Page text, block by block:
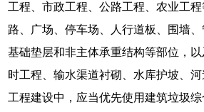
工程、市政工程、公路工程、农业工
路、广场、停车场、人行道板、围墙、
基础垫层和非主体承重结构等部位，
时工程、输水渠道衬砌、水库护坡、
工程建设中，应当优先使用建筑垃圾